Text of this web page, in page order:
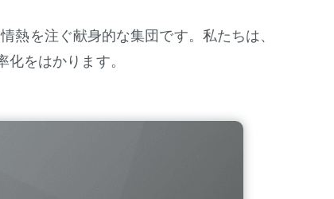
熱を注ぐ献身的な集団です。私たちは、
をはかります。